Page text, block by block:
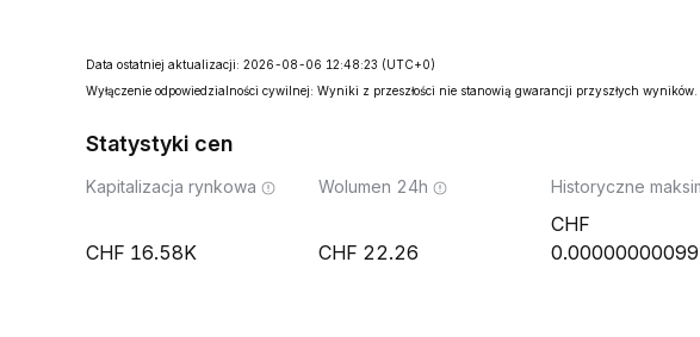
Data ostatniej aktualizacji: 2026-08-06 12:48:23 (UTC+0)
Wyłączenie odpowiedzialności cywilnej: Wyniki z przeszłości nie stanowią gwarancji przyszłych wyników.
Statystyki cen
Kapitalizacja rynkowa
16.58K
Wolumen 24h
22.26
Historyczne